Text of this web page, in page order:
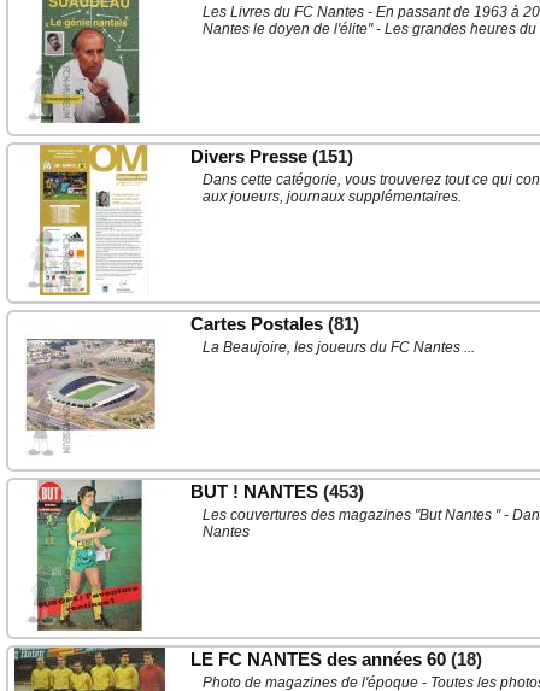
Les Livres du FC Nantes - En passant de 1963 à
Nantes le doyen de l'élite" - Les grandes heures
Divers Presse (151)
Dans cette catégorie, vous trouverez tout ce qui
aux joueurs, journaux supplémentaires.
Cartes Postales (81)
La Beaujoire, les joueurs du FC Nantes ...
BUT ! NANTES (453)
Les couvertures des magazines "But Nantes " -
Nantes
LE FC NANTES des années 60 (18)
Photo de magazines de l'époque - Toutes les